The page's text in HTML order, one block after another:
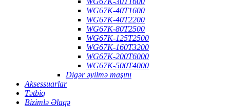
WG67K-40T1600
WG67K-40T2200
WG67K-80T2500
WG67K-125T2500
WG67K-160T3200
WG67K-200T6000
WG67K-500T4000
Digər əyilmə maşını
Aksessuarlar
Tətbiq
Bizimlə Əlaqə